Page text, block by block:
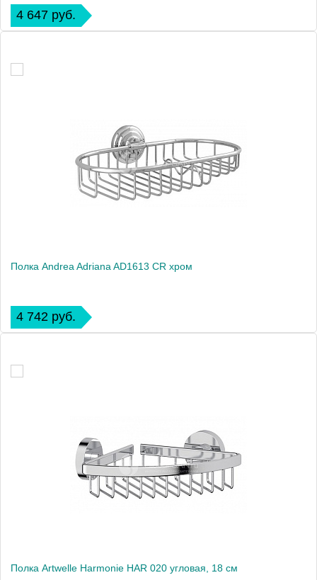
4 647 руб.
Полка Andrea Adriana AD1613 CR хром
4 742 руб.
Полка Artwelle Harmonie HAR 020 угловая, 18 см